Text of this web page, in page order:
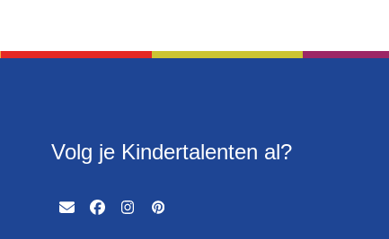
Volg je Kindertalenten al?
EmailFacebook
Instagram
Pinterest